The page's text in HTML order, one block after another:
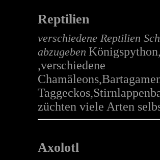
Reptilien
verschiedene Reptilien
abzugeben
,verschiedene
züchten viele Arten
Axolotl